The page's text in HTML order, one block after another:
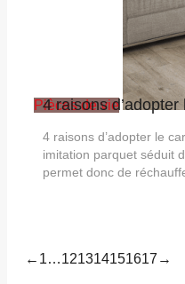
Pièces de vie
4 raisons
4 raisons d’adopter le
imitation parquet séduit
permet donc de
← 1…121314151617 →